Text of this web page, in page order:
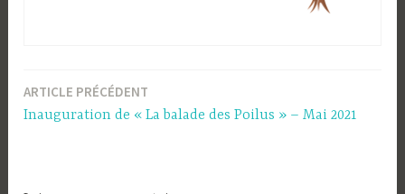
Navigation
ARTICLE PRÉCÉDENT
Inauguration de « La balade des Poilus » – Mai 2021